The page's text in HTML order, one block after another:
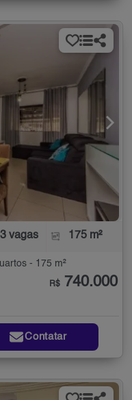
3 vagas 175 m²
- 175 m²
R$ 740.000
Contatar